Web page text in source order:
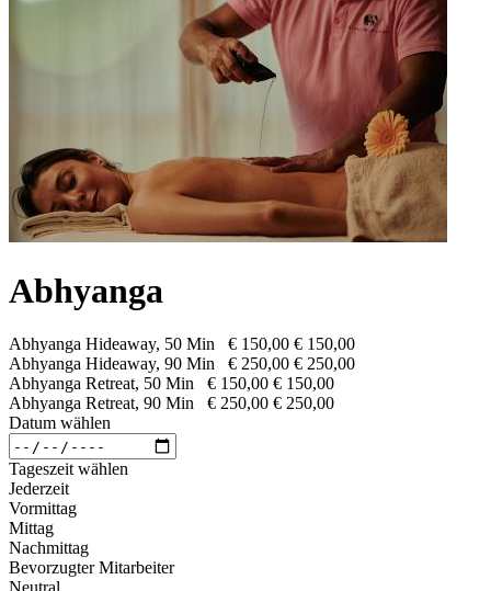
Abhyanga
Abhyanga Hideaway, 50 Min € 150,00 € 150,00
Abhyanga Hideaway, 90 Min
€ 250,00 € 250,00
Abhyanga Retreat, 50 Min
€ 150,00 € 150,00
Abhyanga Retreat, 90 Min
€ 250,00 € 250,00
Datum wählen
Tageszeit wählen
Jederzeit
Vormittag
Mittag
Nachmittag
Bevorzugter Mitarbeiter